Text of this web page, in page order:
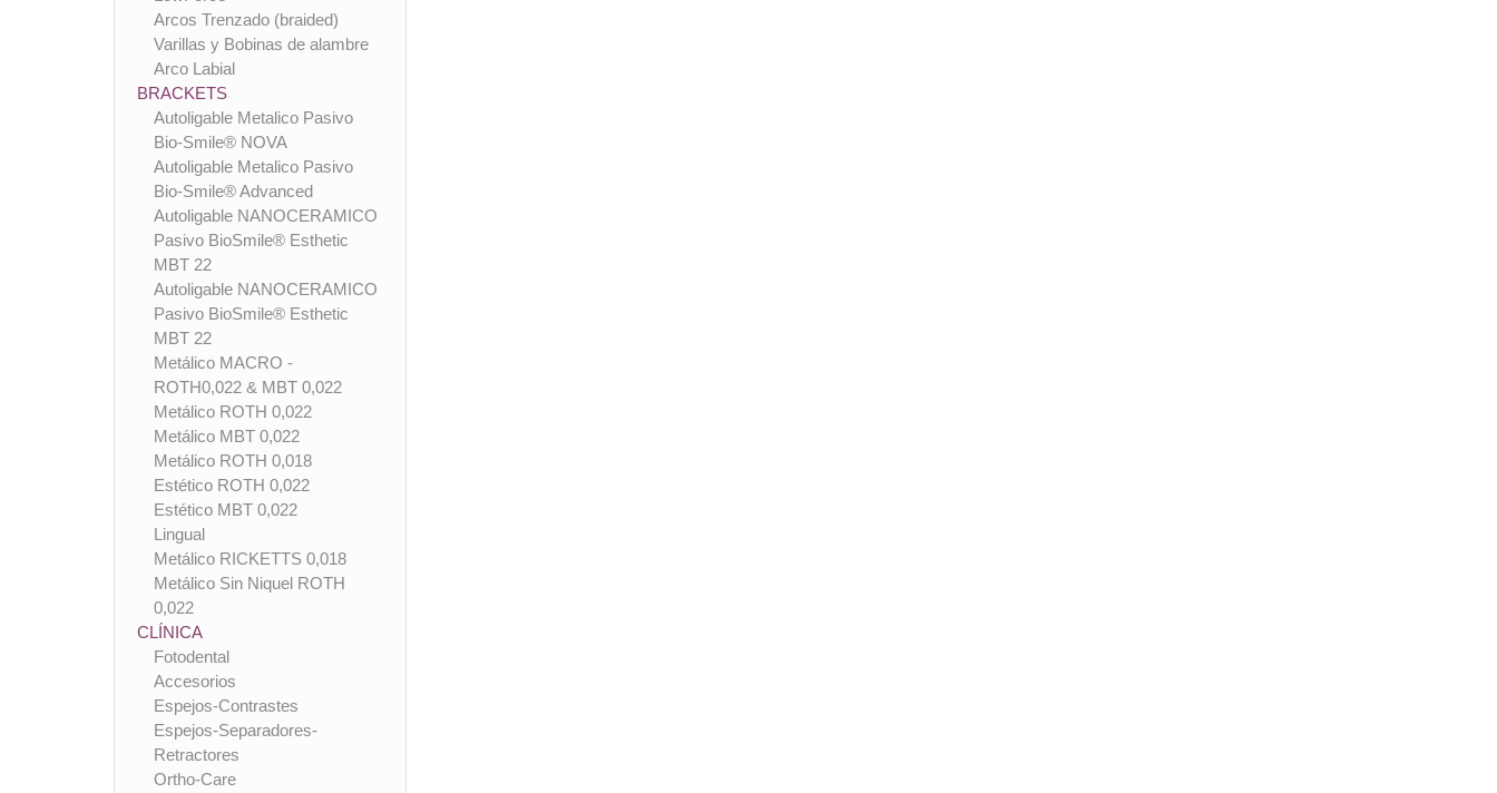
Arcos Trenzado (braided)
Varillas y Bobinas de alambre
Arco Labial
BRACKETS
Autoligable Metalico Pasivo
Bio-Smile® NOVA
Autoligable Metalico Pasivo
Bio-Smile® Advanced
Autoligable NANOCERAMICO
Pasivo BioSmile® Esthetic
MBT 22
Autoligable NANOCERAMICO
Pasivo BioSmile® Esthetic
MBT 22
Metálico MACRO -
ROTH0,022 & MBT 0,022
Metálico ROTH 0,022
Metálico MBT 0,022
Metálico ROTH 0,018
Estético ROTH 0,022
Estético MBT 0,022
Lingual
Metálico RICKETTS 0,018
Metálico Sin Niquel ROTH
0,022
CLÍNICA
Fotodental
Accesorios
Espejos-Contrastes
Espejos-Separadores-
Retractores
Ortho-Care